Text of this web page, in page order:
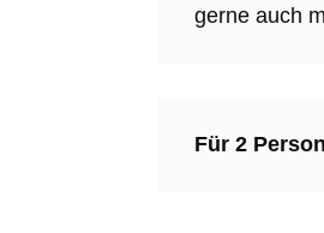
gerne auch
Für 2